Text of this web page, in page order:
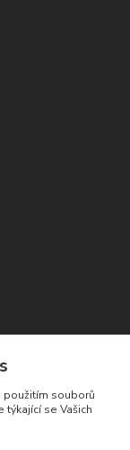
použitím souborů
týkající se Vašich